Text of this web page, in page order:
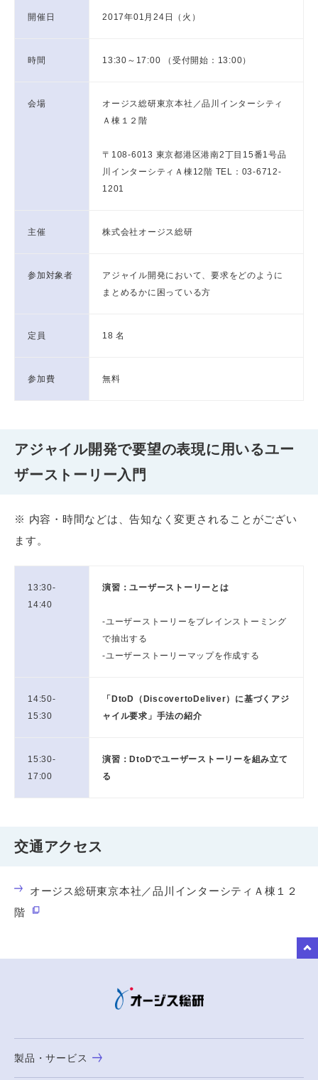
開催日 2017年01月24日（火）
時間 13:30～17:00 （受付開始：13:00）
会場
オージス総研東京本社／品川インターシティ
Ａ棟１２階
〒108-6013 東京都港区港南2丁目15番1号品
川インターシティＡ棟12階 TEL：03-6712-
1201
主催 株式会社オージス総研
参加対象者
アジャイル開発において、要求をどのように
まとめるかに困っている方
定員 18 名
参加費 無料
アジャイル開発で要望の表現に用いるユー
ザーストーリー入門
※ 内容・時間などは、告知なく変更されることがござい
ます。
13:30-
14:40
演習：ユーザーストーリーとは
-ユーザーストーリーをブレインストーミング
で抽出する
-ユーザーストーリーマップを作成する
14:50-
15:30
「DtoD（DiscovertoDeliver）に基づくアジ
ャイル要求」手法の紹介
15:30-
17:00
演習：DtoDでユーザーストーリーを組み立て
る
交通アクセス
オージス総研東京本社／品川インターシティＡ棟１２
階
製品・サービス